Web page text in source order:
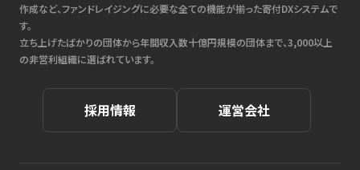
作成など、ファンドレイジングに必要な全ての機能が揃った寄付DXシステムで
す。
立ち上げたばかりの団体から年間収入数十億円規模の団体まで、3,000以上
の非営利組織に選ばれています。
採用情報 運営会社